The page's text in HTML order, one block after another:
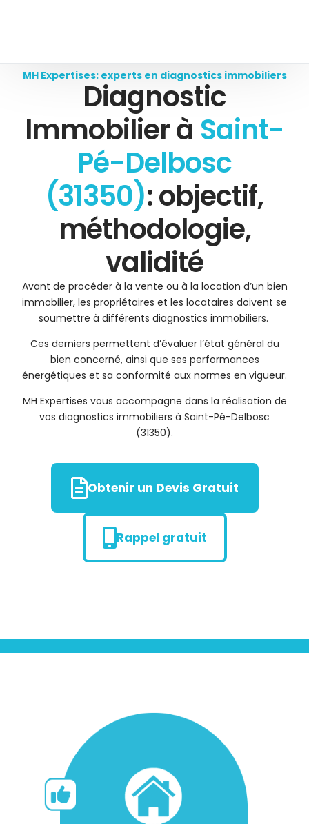
MH Expertises: experts en diagnostics immobiliers
Diagnostic
Immobilier à Saint-
Pé-Delbosc
(31350): objectif,
méthodologie,
validité
Avant de procéder à la vente ou à la location d’un bien
immobilier, les propriétaires et les locataires doivent se
soumettre à différents diagnostics immobiliers.
Ces derniers permettent d’évaluer l’état général du
bien concerné, ainsi que ses performances
énergétiques et sa conformité aux normes en vigueur.
MH Expertises vous accompagne dans la réalisation de
vos diagnostics immobiliers à Saint-Pé-Delbosc
(31350).
Obtenir un Devis Gratuit
Rappel gratuit